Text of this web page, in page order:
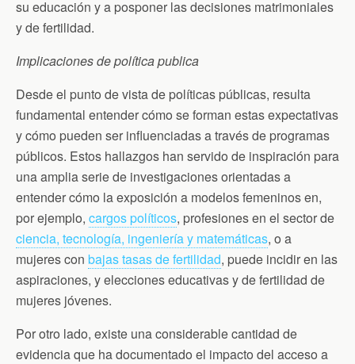
su educación y a posponer las decisiones matrimoniales
y de fertilidad.
Implicaciones de política publica
Desde el punto de vista de políticas públicas, resulta
fundamental entender cómo se forman estas expectativas
y cómo pueden ser influenciadas a través de programas
públicos. Estos hallazgos han servido de inspiración para
una amplia serie de investigaciones orientadas a
entender cómo la exposición a modelos femeninos en,
por ejemplo, cargos políticos, profesiones en el sector de
ciencia, tecnología, ingeniería y matemáticas, o a
mujeres con bajas tasas de fertilidad, puede incidir en las
aspiraciones, y elecciones educativas y de fertilidad de
mujeres jóvenes.
Por otro lado, existe una considerable cantidad de
evidencia que ha documentado el impacto del acceso a